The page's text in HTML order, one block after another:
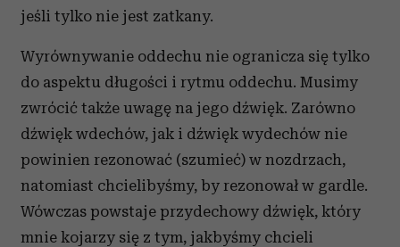
jeśli tylko nie jest zatkany.
Wyrównywanie oddechu nie ogranicza się tylko
do aspektu długości i rytmu oddechu. Musimy
zwrócić także uwagę na jego dźwięk. Zarówno
dźwięk wdechów, jak i dźwięk wydechów nie
powinien rezonować (szumieć) w nozdrzach,
natomiast chcielibyśmy, by rezonował w gardle.
Wówczas powstaje przydechowy dźwięk, który
mnie kojarzy się z tym, jakbyśmy chcieli